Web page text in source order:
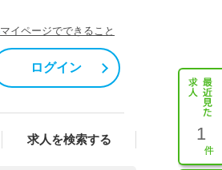
マイページでできること
ログイン
求人を検索する 1